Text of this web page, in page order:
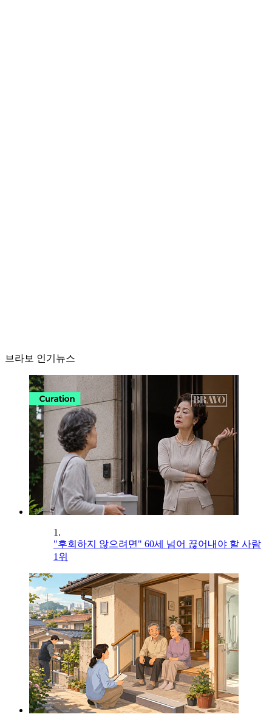
브라보 인기뉴스
1.
"후회하지 않으려면" 60세 넘어 끊어내야 할 사람
1위